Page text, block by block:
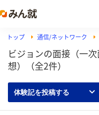
トップ 通信/ネットワーク
ビジョンの面接（一
想）（全2件）
体験記を投稿する